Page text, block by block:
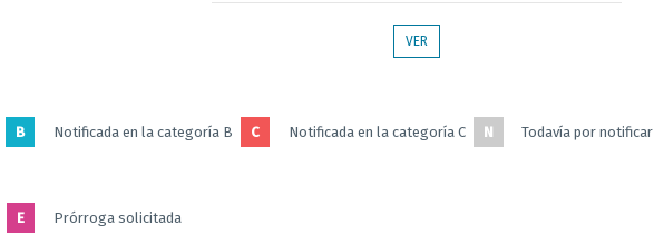
VER
B Notificada en la categoría B C Notificada en la categoría C N Todavía por notificar
E Prórroga solicitada